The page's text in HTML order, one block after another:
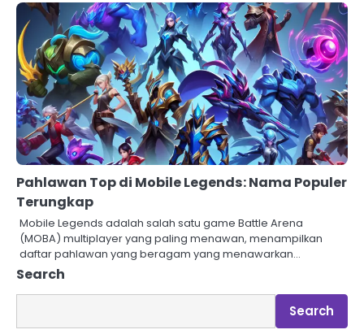
Pahlawan Top di Mobile Legends: Nama Populer
Terungkap
Mobile Legends adalah salah satu game Battle Arena
(MOBA) multiplayer yang paling menawan, menampilkan
daftar pahlawan yang beragam yang menawarkan…
Search
Search